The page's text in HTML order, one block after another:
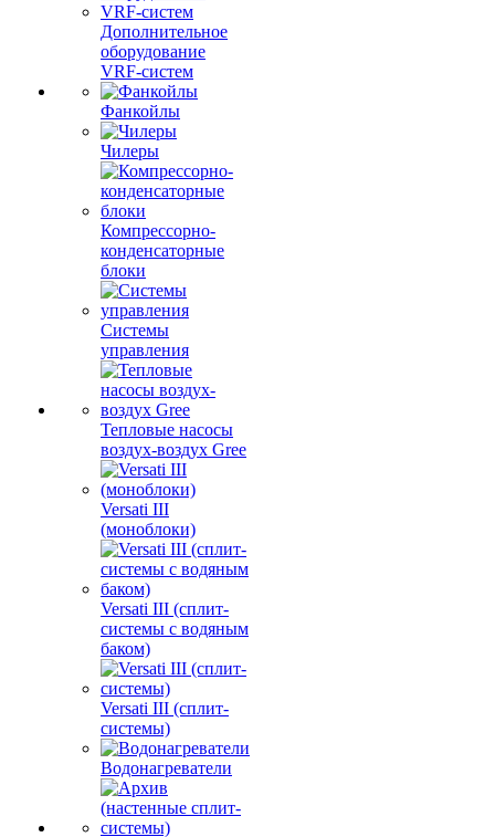
Дополнительное
оборудование
VRF-систем
Фанкойлы
Чилеры
Компрессорно-
конденсаторные
блоки
Системы
управления
Тепловые насосы
воздух-воздух Gree
Versati III
(моноблоки)
Versati III (сплит-
системы с водяным
баком)
Versati III (сплит-
системы)
Водонагреватели